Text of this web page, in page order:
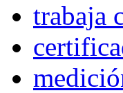
trabaja